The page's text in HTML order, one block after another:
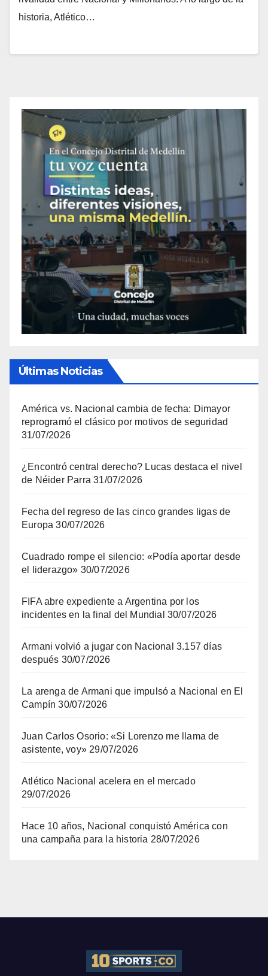
historia, Atlético…
Últimas Noticias
América vs. Nacional cambia de fecha: Dimayor
reprogramó el clásico por motivos de seguridad
31/07/2026
¿Encontró central derecho? Lucas destaca el nivel
de Néider Parra 31/07/2026
Fecha del regreso de las cinco grandes ligas de
Europa 30/07/2026
Cuadrado rompe el silencio: «Podía aportar desde
el liderazgo» 30/07/2026
FIFA abre expediente a Argentina por los
incidentes en la final del Mundial 30/07/2026
Armani volvió a jugar con Nacional 3.157 días
después 30/07/2026
La arenga de Armani que impulsó a Nacional en El
Campín 30/07/2026
Juan Carlos Osorio: «Si Lorenzo me llama de
asistente, voy» 29/07/2026
Atlético Nacional acelera en el mercado
29/07/2026
Hace 10 años, Nacional conquistó América con
una campaña para la historia 28/07/2026